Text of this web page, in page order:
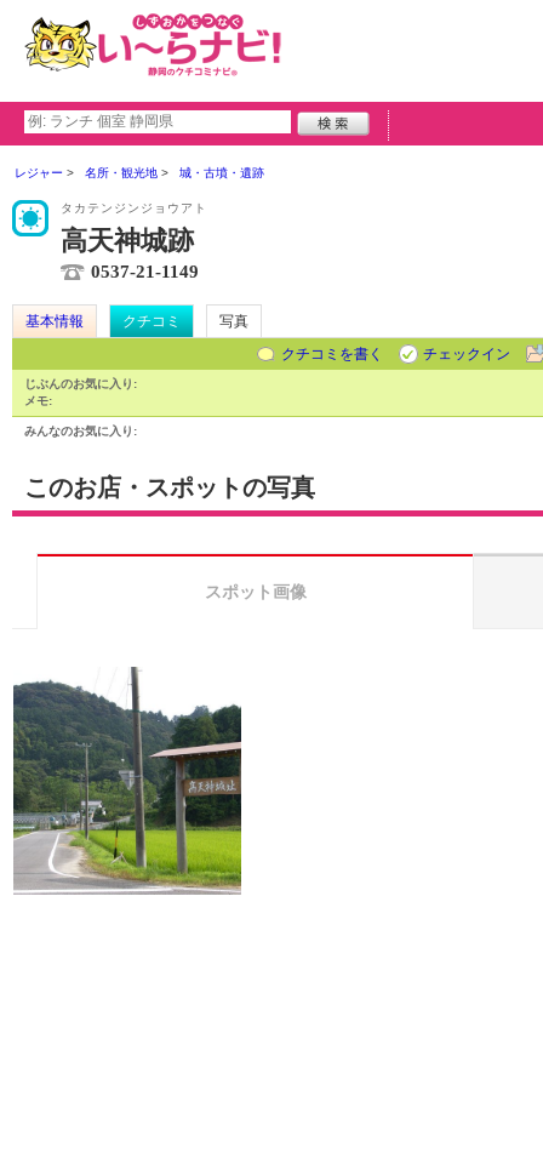
レジャー 名所・観光地 城・古墳・遺跡
タカテンジンジョウアト
高天神城跡
0537-21-1149
基本情報 クチコミ
写真
クチコミを書く
チェックイン
じぶんのお気に入り:
メモ:
みんなのお気に入り:
このお店・スポットの写真
スポット画像